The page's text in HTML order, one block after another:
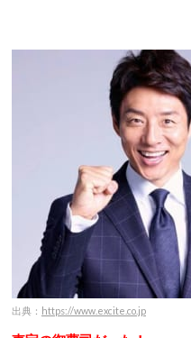
出典： https://www.excite.co.jp